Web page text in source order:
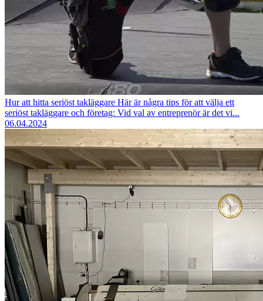
Hur att hitta seriöst takläggare Här är några tips för att välja ett
seriöst takläggare och företag: Vid val av entreprenör är det vi...
06.04.2024